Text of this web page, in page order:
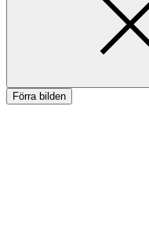
Mat och dryck
Erbjudanden
Förra bilden